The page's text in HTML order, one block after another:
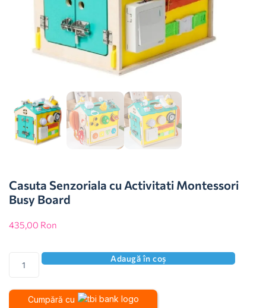
Casuta Senzoriala cu Activitati Montessori
Busy Board
435,00 Ron
Adaugă în coș
Cumpără cu